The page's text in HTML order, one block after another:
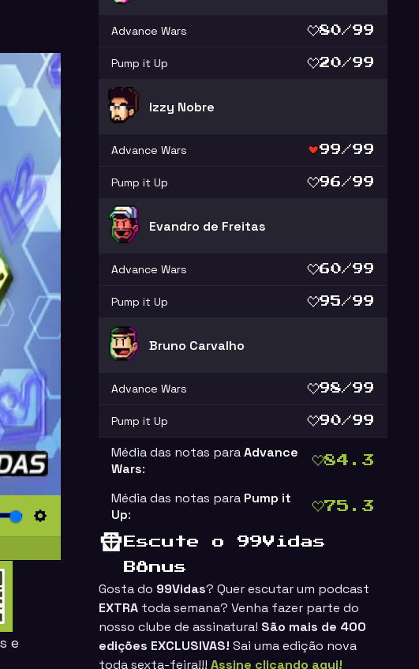
Settings
e
Advance Wars 80/99
Pump it Up 20/99
Izzy Nobre
Advance Wars 99/99
Pump it Up 96/99
Evandro de Freitas
Advance Wars 60/99
Pump it Up 95/99
Bruno Carvalho
Advance Wars 98/99
Pump it Up 90/99
Média das notas paraAdvance
Wars: 84.3
Média das notas para Pump it
Up: 75.3
Escute o 99Vidas
Bônus
Gosta do 99Vidas? Quer escutar um podcast
EXTRA toda semana? Venha fazer parte do
nosso clube de assinatura! São mais de 400
edições EXCLUSIVAS! Sai uma edição nova
toda sexta-feira!!! Assine clicando aqui!